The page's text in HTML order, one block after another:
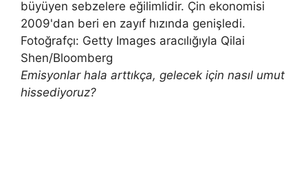
Emisyonlar hala arttıkça, gelecek için nasıl umut
hissediyoruz?